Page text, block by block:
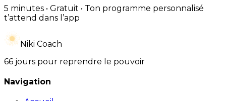
5 minutes • Gratuit • Ton programme personnalisé
t’attend dans l’app
Niki Coach
66 jours pour reprendre le pouvoir
Navigation